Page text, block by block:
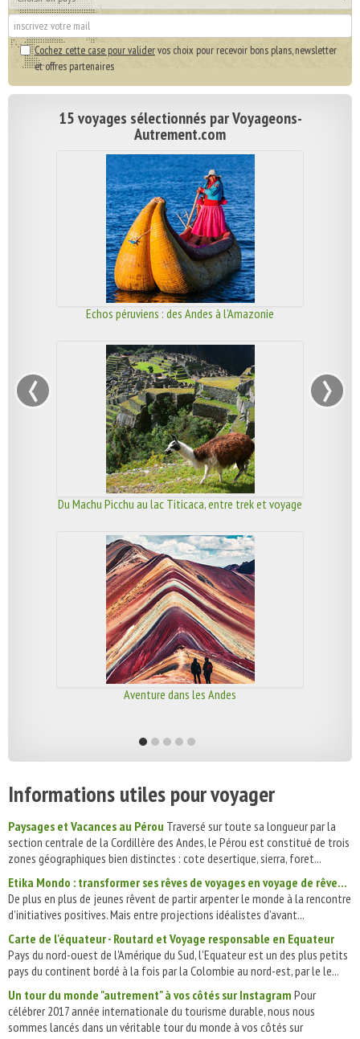
Cochez cette case pour validervos choix pour recevoir bons plans, newsletter
et offres partenaires
15 voyages sélectionnés par Voyageons-
Autrement.com
Echos péruviens : des Andes à l'Amazonie
Du Machu Picchu au lac Titicaca, entre trek et voyage
Aventure dans les Andes
‹ ›
Informations utiles pour voyager
Paysages et Vacances au Pérou Traversé sur toute sa longueur par la
section centrale de la Cordillère des Andes, le Pérou est constitué de trois
zones géographiques bien distinctes : cote desertique, sierra, foret...
Etika Mondo : transformer ses rêves de voyages en voyage de rêve…
De plus en plus de jeunes rêvent de partir arpenter le monde à la rencontre
d’initiatives positives. Mais entre projections idéalistes d’avant...
Carte de l'équateur - Routard et Voyage responsable en Equateur
Pays du nord-ouest de l'Amérique du Sud, l'Equateur est un des plus petits
pays du continent bordé à la fois par la Colombie au nord-est, par le le...
Un tour du monde "autrement" à vos côtés sur Instagram Pour
célébrer 2017 année internationale du tourisme durable, nous nous
sommes lancés dans un véritable tour du monde à vos côtés sur